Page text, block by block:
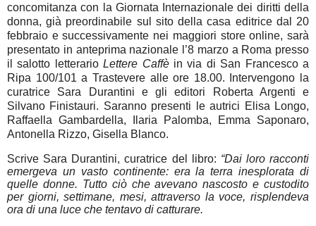
concomitanza con la Giornata Internazionale dei diritti della
donna, già preordinabile sul sito della casa editrice dal 20
febbraio e successivamente nei maggiori store online, sarà
presentato in anteprima nazionale l’8 marzo a Roma presso
il salotto letterarioLettere Caffèin via di San Francesco a
Ripa 100/101 a Trastevere alle ore 18.00. Intervengono la
curatrice Sara Durantini e gli editori Roberta Argenti e
Silvano Finistauri. Saranno presenti le autrici Elisa Longo,
Raffaella Gambardella, Ilaria Palomba, Emma Saponaro,
Antonella Rizzo, Gisella Blanco.
Scrive Sara Durantini, curatrice del libro: “Dai loro racconti
emergeva un vasto continente: era la terra inesplorata di
quelle donne. Tutto ciò che avevano nascosto e custodito
per giorni, settimane, mesi, attraverso la voce, risplendeva
ora di una luce che tentavo di catturare.